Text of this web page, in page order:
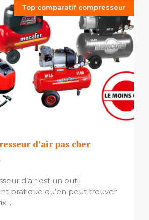
Top comparatif compresseur
d’air pas cher
d’air est un outil
pratique qu’en peut trouver
...